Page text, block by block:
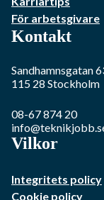
För arbetsgivare
Kontakt
Sandhamnsgatan
115 28 Stockholm
08-67 874 20
Vilkor
Integritets policy
Cookie policy